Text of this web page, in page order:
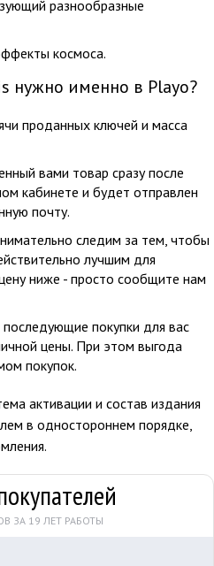
разнообразные
космоса.
нужно именно в Playo?
проданных ключей и масса
вами товар сразу после
кабинете и будет отправлен
почту.
следим за тем, чтобы
лучшим для
ниже - просто сообщите нам
последующие покупки для вас
цены. При этом выгода
покупок.
активации и состав издания
в одностороннем порядке,
ЗА 19 ЛЕТ РАБОТЫ